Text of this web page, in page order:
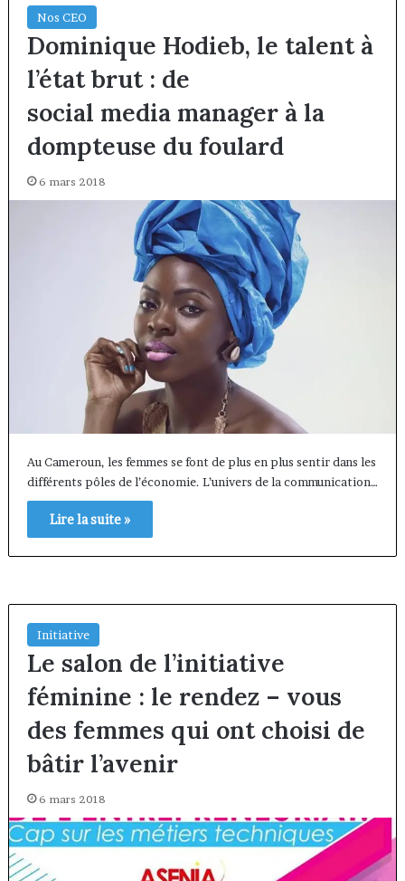
Nos CEO
Dominique Hodieb, le talent à
l’état brut : de
social media manager à la
dompteuse du foulard
6 mars 2018
Au Cameroun, les femmes se font de plus en plus sentir dans les
différents pôles de l’économie. L’univers de la communication…
Lire la suite »
Initiative
Le salon de l’initiative
féminine : le rendez – vous
des femmes qui ont choisi de
bâtir l’avenir
6 mars 2018